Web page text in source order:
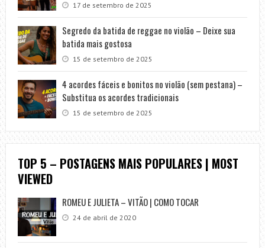
17 de setembro de 2025
Segredo da batida de reggae no violão – Deixe sua
batida mais gostosa
15 de setembro de 2025
4 acordes fáceis e bonitos no violão (sem pestana) –
Substitua os acordes tradicionais
15 de setembro de 2025
TOP 5 – POSTAGENS MAIS POPULARES | MOST
VIEWED
ROMEU E JULIETA – VITÃO | COMO TOCAR
24 de abril de 2020